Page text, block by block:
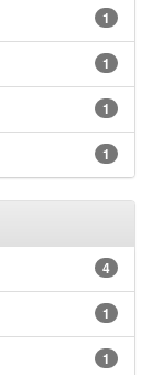
1
1
1
1
4
1
1